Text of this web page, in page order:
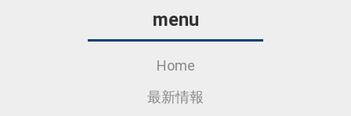
menu
Home
最新情報